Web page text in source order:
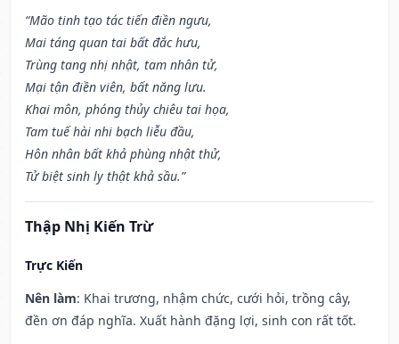
“Mão tinh tạo tác tiến điền ngưu,
Mai táng quan tai bất đắc hưu,
Trùng tang nhị nhật, tam nhân tử,
Mại tận điền viên, bất năng lưu.
Khai môn, phóng thủy chiêu tai họa,
Tam tuế hài nhi bạch liễu đầu,
Hôn nhân bất khả phùng nhật thử,
Tử biệt sinh ly thật khả sầu.”
Thập Nhị Kiến Trừ
Trực Kiến
Nên làm: Khai trương, nhậm chức, cưới hỏi, trồng cây,
đền ơn đáp nghĩa. Xuất hành đặng lợi, sinh con rất tốt.